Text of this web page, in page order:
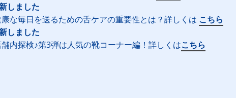
しました
な毎日を送るための舌ケアの重要性とは？詳しくは こちら
しました
内探検♪第3弾は人気の靴コーナー編！詳しくはこちら